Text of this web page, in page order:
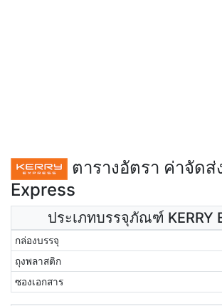
ตารางอัตรา ค่าจัดส่
Express
ประเภทบรรจุภัณฑ์ KERRY
กล่องบรรจุ
ถุงพลาสติก
ซองเอกสาร